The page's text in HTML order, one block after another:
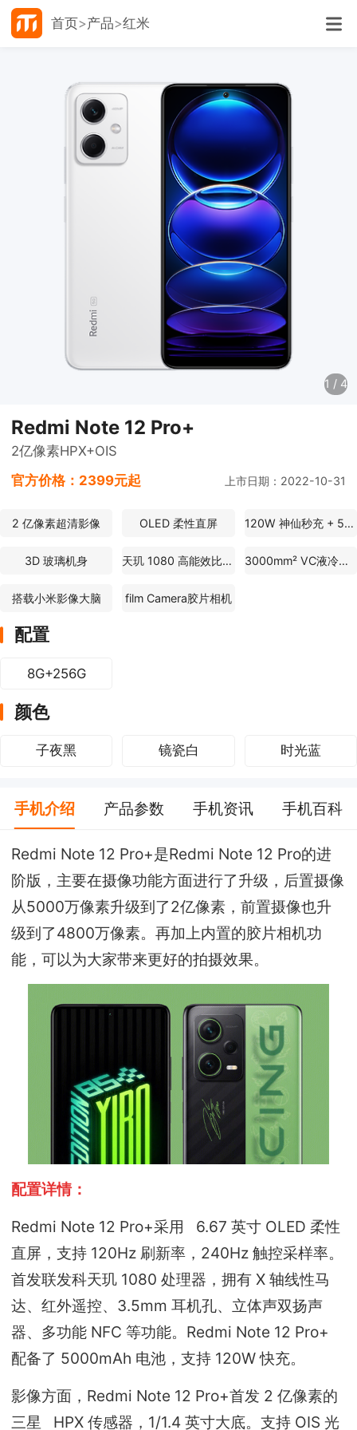
首页 产品 红米
1 / 4
Redmi Note 12 Pro+
2亿像素HPX+OIS
官方价格： 2399元起 上市日期：2022-10-31
2 亿像素超清影像 OLED 柔性直屏 120W 神仙秒充 + 5000mAh
3D 玻璃机身 天玑 1080 高能效比体验芯 3000mm² VC液冷散热
搭载小米影像大脑 film Camera胶片相机
配置
8G+256G
颜色
子夜黑 镜瓷白 时光蓝
手机介绍 产品参数 手机资讯 手机百科
Redmi Note 12 Pro+是Redmi Note 12 Pro的进
阶版，主要在摄像功能方面进行了升级，后置摄像
从5000万像素升级到了2亿像素，前置摄像也升
级到了4800万像素。再加上内置的胶片相机功
能，可以为大家带来更好的拍摄效果。
配置详情：
Redmi Note 12 Pro+采用 6.67 英寸 OLED 柔性
直屏，支持 120Hz 刷新率，240Hz 触控采样率。
首发联发科天玑 1080 处理器，拥有 X 轴线性马
达、红外遥控、3.5mm 耳机孔、立体声双扬声
器、多功能 NFC 等功能。Redmi Note 12 Pro+
配备了 5000mAh 电池，支持 120W 快充。
影像方面，Redmi Note 12 Pro+首发 2 亿像素的
三星 HPX 传感器，1/1.4 英寸大底。支持 OIS 光